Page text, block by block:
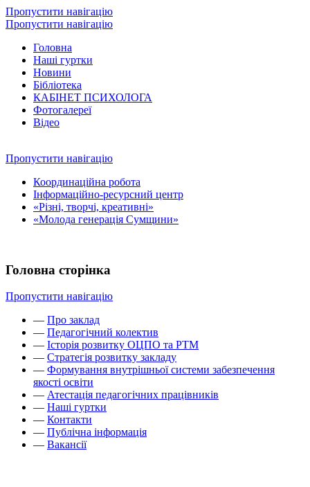
Пропустити навігацію
Пропустити навігацію
Головна
Наші гуртки
Новини
Бібліотека
КАБІНЕТ ПСИХОЛОГА
Фотогалереї
Відео
Пропустити навігацію
Координаційна робота
Інформаційно-ресурсний центр
«Різні, творчі, креативні»
«Молода генерація Сумщини»
Головна сторінка
Пропустити навігацію
— Про заклад
— Педагогічний колектив
— Історія розвитку ОЦПО та РТМ
— Стратегія розвитку закладу
— Формування внутрішньої системи забезпечення
якості освіти
— Атестація педагогічних працівників
— Наші гуртки
— Контакти
— Публічна інформація
— Вакансії